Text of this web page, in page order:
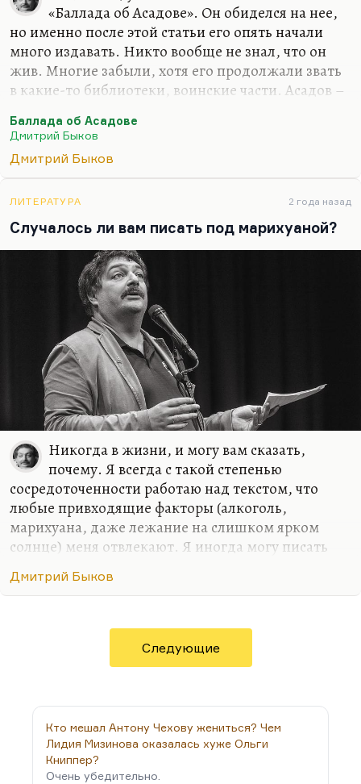
более четкой. Переводить с английского я буду
много. Вот «Март» переведу Кунищака, буду
«Сорделло» заканчивать. Конечно, я…
«Баллада об Асадове». Он обиделся на нее,
но именно после этой статьи его опять начали
много издавать. Никто вообще не знал, что он
жив. Многие забыли, хотя его продолжали звать
в какие-то библиотеки, воинские части. Асадов –
для советского нижнего этажа среднего класса.
Этим людям нужна своя поэзия. Это поэтическая
поп-культура, не лишенная ни морали, ни
находок. Безусловно, это важный человек.
Понимаете, в Советском Союзе была довольно
интеллигентная, довольно культурная попса
(хотя это нельзя назвать попсой). Вот ушел со
сцены Валерий Леонтьев. Сделал такое…
Баллада об Асадове
Дмитрий Быков
Дмитрий Быков
ЛИТЕРАТУРА 2 года назад
Случалось ли вам писать под марихуаной?
Никогда в жизни, и могу вам сказать,
почему. Я всегда с такой степенью
сосредоточенности работаю над текстом, что
любые привходящие факторы (алкоголь,
марихуана, даже лежание на слишком ярком
солнце) меня отвлекают. Я иногда могу писать
обстановке, как было в армии. Там с какой-то
на внутреннем протесте. Либо в условиях
умеренного, неприхотливого, но все-таки
комфорта. Мне, в общем, не нравится, когда меня
Марихуана – дело не в пропаганде наркотиков.
Но марихуана меняет характер мышления. Она
заметно снижает вашу собственную критичность.
И при таком подходе, мне кажется, даже в…
Дмитрий Быков
Следующие
Кто мешал Антону Чехову жениться? Чем
Лидия Мизинова оказалась хуже Ольги
Книппер?
Очень убедительно.